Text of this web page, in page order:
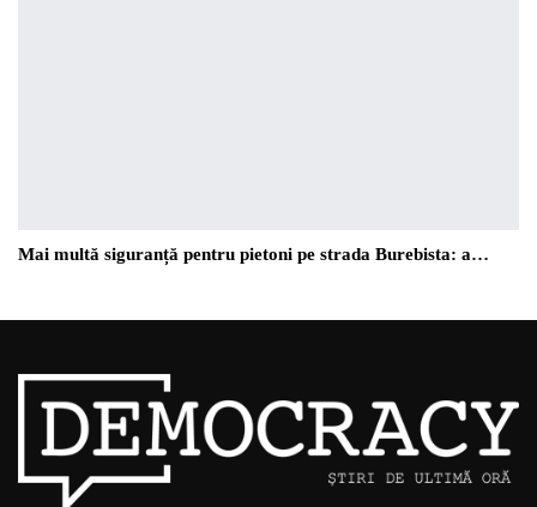
Mai multă siguranță pentru pietoni pe strada Burebista: a…